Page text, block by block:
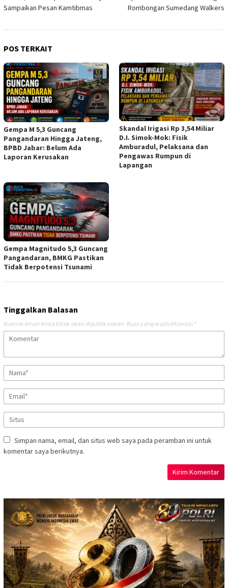
Sampaikan Pesan Kamtibmas
Rombongan Sumedang Walkers
POS TERKAIT
Gempa M 5,3 Guncang
Pangandaran Hingga Jateng,
BPBD Jabar: Belum Ada
Laporan Kerusakan
Skandal Irigasi Rp 3,54 Miliar
D.I. Simok-Mok: Fisik
Amburadul, Pelaksana dan
Pengawas Rumpun di
Lapangan
Gempa Magnitudo 5,3 Guncang
Pangandaran, BMKG Pastikan
Tidak Berpotensi Tsunami
Tinggalkan Balasan
Alamat email Anda tidak akan dipublikasikan. Ruas yang wajib ditandai *
Simpan nama, email, dan situs web saya pada peramban ini untuk
komentar saya berikutnya.